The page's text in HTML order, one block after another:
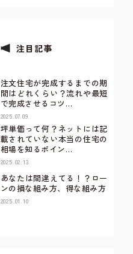
注目記事
注文住宅が完成するまでの期
間はどれくらい？流れや最短
で完成させるコツ…
2025.07.09
坪単価って何？ネットには記
載されていない本当の住宅の
相場を知るポイン…
2025.02.13
あなたは間違えてる！？ロー
ンの損な組み方、得な組み方
2025.01.10